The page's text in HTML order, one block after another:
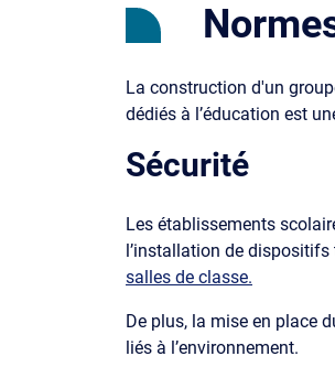
La construction d'un
dédiés à l’éducation est
Sécurité
Les établissements
l’installation de dispositifs
salles de classe.
De plus, la mise en place
liés à l’environnement.